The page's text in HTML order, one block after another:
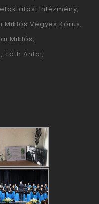
Intézmény
Miklós Vegyes Kórus
Miklós
Tóth Antal